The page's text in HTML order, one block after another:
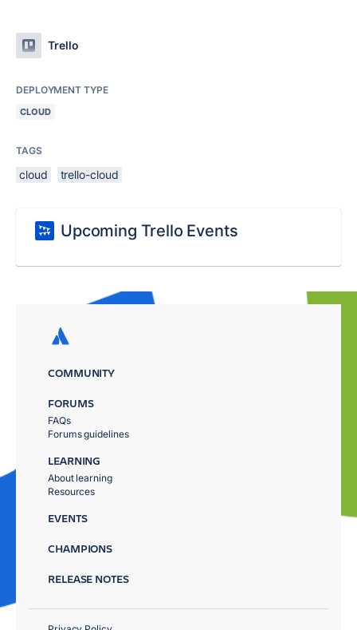
Trello
DEPLOYMENT TYPE
CLOUD
TAGS
cloud trello-cloud
Upcoming Trello Events
COMMUNITY
FORUMS
FAQs
Forums guidelines
LEARNING
About learning
Resources
EVENTS
CHAMPIONS
RELEASE NOTES